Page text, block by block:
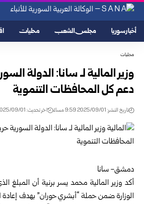
أخبار سوريا مجلس الشعب محليات
محليات
وزير المالية لـ سانا: الدولة
دعم كل المحافظات التنموية
تاريخ النشر: 2025/09/01 9:59 مساءً اخر تحديث: 2025/09/01 10:41 مساءً
دمشق- سانا
أكد وزير المالية محمد يسر برنية أن المبلغ
الوزارة ضمن حملة “أبشري حوران” بهدف إعادة